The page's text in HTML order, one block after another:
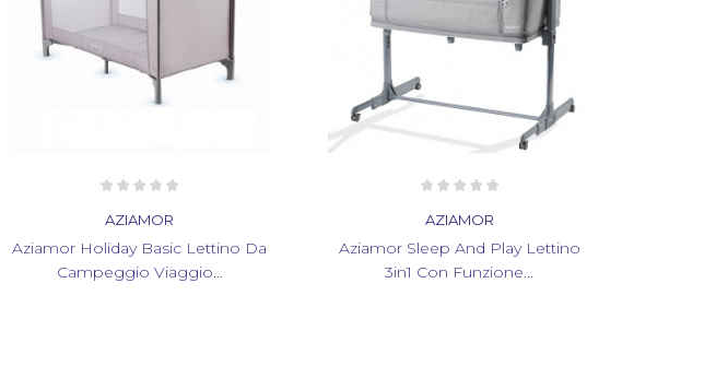
AZIAMOR
Aziamor Sleep And Play Lettino
3in1 Con Funzione...
AZIAMOR
Aziamor Holiday Plus Lettino Da
Viaggio Campeggio...